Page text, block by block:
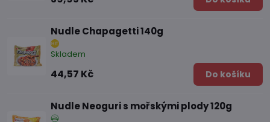
Nudle Chapagetti 140g
Skladem
44,57 Kč Do košíku
Nudle Neoguri s mořskými plody 120g